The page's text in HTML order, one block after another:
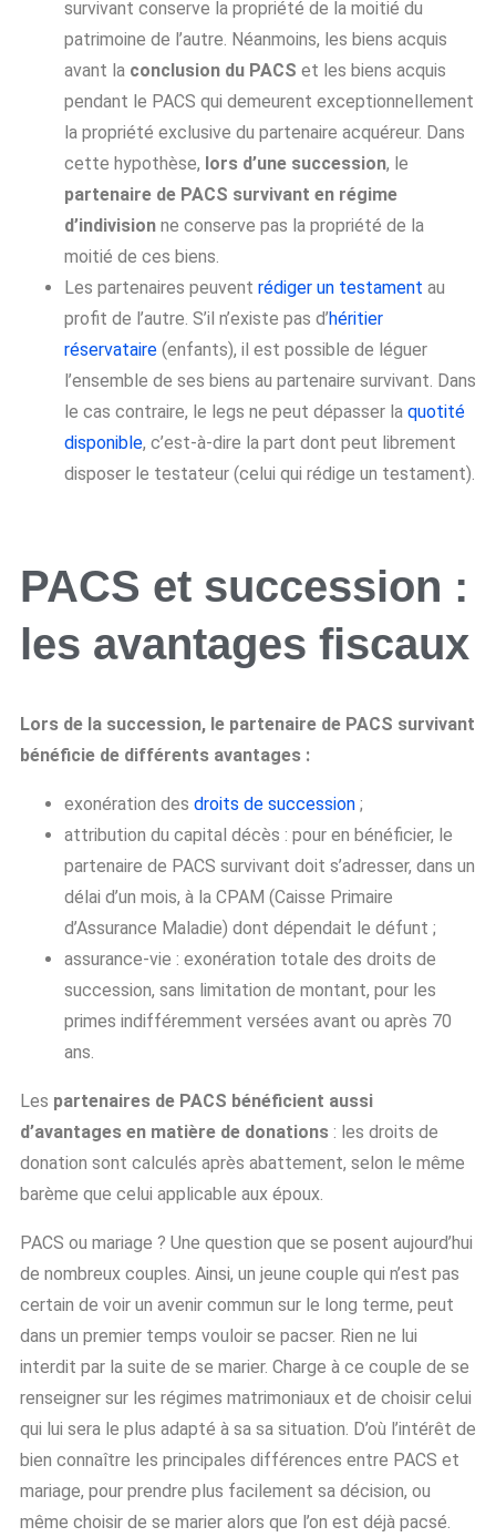
survivant conserve la propriété de la moitié du
patrimoine de l’autre. Néanmoins, les biens acquis
avant la conclusion du PACS et les biens acquis
pendant le PACS qui demeurent exceptionnellement
la propriété exclusive du partenaire acquéreur. Dans
cette hypothèse, lors d’une succession, le
partenaire de PACS survivant en régime
d’indivision ne conserve pas la propriété de la
moitié de ces biens.
Les partenaires peuvent rédiger un testament au
profit de l’autre. S’il n’existe pas d’héritier
réservataire (enfants), il est possible de léguer
l’ensemble de ses biens au partenaire survivant. Dans
le cas contraire, le legs ne peut dépasser la quotité
disponible, c’est-à-dire la part dont peut librement
disposer le testateur (celui qui rédige un testament).
PACS et succession :
les avantages fiscaux
Lors de la succession, le partenaire de PACS survivant
bénéficie de différents avantages :
exonération des droits de succession ;
attribution du capital décès : pour en bénéficier, le
partenaire de PACS survivant doit s’adresser, dans un
délai d’un mois, à la CPAM (Caisse Primaire
d’Assurance Maladie) dont dépendait le défunt ;
assurance-vie : exonération totale des droits de
succession, sans limitation de montant, pour les
primes indifféremment versées avant ou après 70
ans.
Les partenaires de PACS bénéficient aussi
d’avantages en matière de donations : les droits de
donation sont calculés après abattement, selon le même
barème que celui applicable aux époux.
PACS ou mariage ? Une question que se posent aujourd’hui
de nombreux couples. Ainsi, un jeune couple qui n’est pas
certain de voir un avenir commun sur le long terme, peut
dans un premier temps vouloir se pacser. Rien ne lui
interdit par la suite de se marier. Charge à ce couple de se
renseigner sur les régimes matrimoniaux et de choisir celui
qui lui sera le plus adapté à sa sa situation. D’où l’intérêt de
bien connaître les principales différences entre PACS et
mariage, pour prendre plus facilement sa décision, ou
même choisir de se marier alors que l’on est déjà pacsé.